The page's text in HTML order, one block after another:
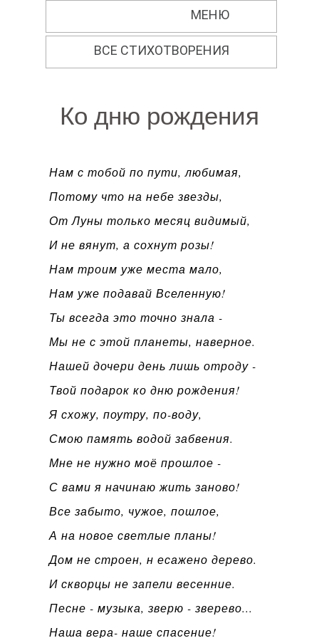
ВСЕ СТИХОТВОРЕНИЯ
МЕНЮ
Ко дню рождения
Нам с тобой по пути, любимая,
Потому что на небе звезды,
От Луны только месяц видимый,
И не вянут, а сохнут розы!
Нам троим уже места мало,
Нам уже подавай Вселенную!
Ты всегда это точно знала -
Мы не с этой планеты, наверное.
Нашей дочери день лишь отроду -
Твой подарок ко дню рождения!
Я схожу, поутру, по-воду,
Смою память водой забвения.
Мне не нужно моё прошлое -
С вами я начинаю жить заново!
Все забыто, чужое, пошлое,
А на новое светлые планы!
Дом не строен, н есажено дерево.
И скворцы не запели весенние.
Песне - музыка, зверю - зверево...
Наша вера- наше спасение!